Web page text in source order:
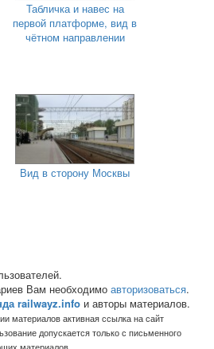
Табличка и навес на
первой платформе, вид в
чётном направлении
Вид в сторону Москвы
Вам необходимо авторизоваться.
railwayz.info и авторы материалов.
материалов активная ссылка на сайт
допускается только с письменного